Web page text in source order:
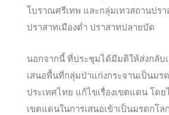
โบราณศรีเทพ และกลุ่มเทวสถานปร
ปราสาทเมืองต่ำ ปราสาทปลายบัด
นอกจากนี้ ที่ประชุมได้มีมติให้ส่งกลับ
เสนอพื้นที่กลุ่มป่าแก่งกระจานเป็นมร
ประเทศไทย แก้ไขเรื่องเขตแดน โดย
เขตแดนในการเสนอเข้าเป็นมรดกโล